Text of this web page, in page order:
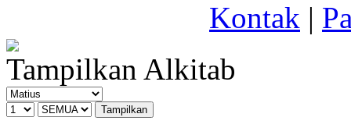
Kontak |
Tampilkan Alkitab